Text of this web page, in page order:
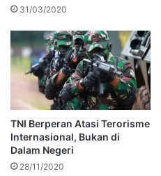
31/03/2020
TNI Berperan Atasi Terorisme
Internasional, Bukan di
Dalam Negeri
28/11/2020